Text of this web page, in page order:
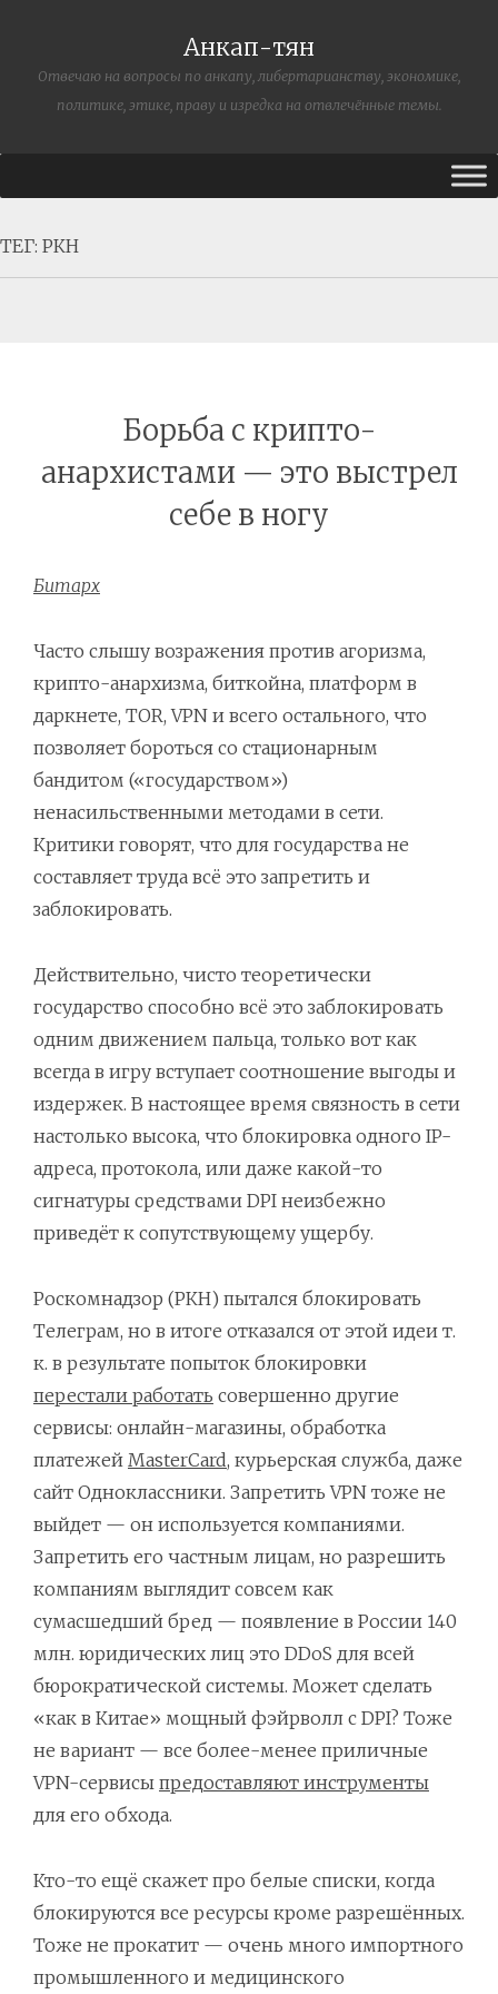
Анкап-тян
Отвечаю на вопросы по анкапу, либертарианству, экономике,
политике, этике, праву и изредка на отвлечённые темы.
ТЕГ: РКН
Борьба с крипто-
анархистами — это выстрел
себе в ногу
Битарх
Часто слышу возражения против агоризма,
крипто-анархизма, биткойна, платформ в
даркнете, TOR, VPN и всего остального, что
позволяет бороться со стационарным
бандитом («государством»)
ненасильственными методами в сети.
Критики говорят, что для государства не
составляет труда всё это запретить и
заблокировать.
Действительно, чисто теоретически
государство способно всё это заблокировать
одним движением пальца, только вот как
всегда в игру вступает соотношение выгоды и
издержек. В настоящее время связность в сети
настолько высока, что блокировка одного IP-
адреса, протокола, или даже какой-то
сигнатуры средствами DPI неизбежно
приведёт к сопутствующему ущербу.
Роскомнадзор (РКН) пытался блокировать
Телеграм, но в итоге отказался от этой идеи т.
к. в результате попыток блокировки
перестали работать совершенно другие
сервисы: онлайн-магазины, обработка
платежей MasterCard, курьерская служба, даже
сайт Одноклассники. Запретить VPN тоже не
выйдет — он используется компаниями.
Запретить его частным лицам, но разрешить
компаниям выглядит совсем как
сумасшедший бред — появление в России 140
млн. юридических лиц это DDoS для всей
бюрократической системы. Может сделать
«как в Китае» мощный фэйрволл с DPI? Тоже
не вариант — все более-менее приличные
VPN-сервисы предоставляют инструменты
для его обхода.
Кто-то ещё скажет про белые списки, когда
блокируются все ресурсы кроме разрешённых.
Тоже не прокатит — очень много импортного
промышленного и медицинского